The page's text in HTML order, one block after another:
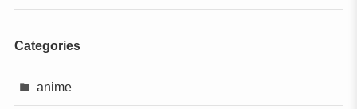
Categories
anime